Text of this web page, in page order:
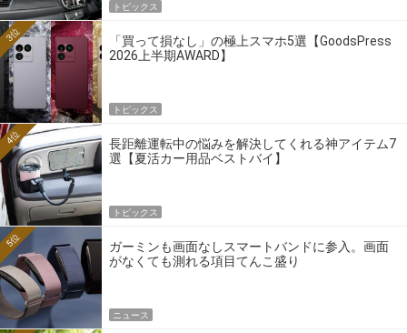
トピックス
「買って損なし」の極上スマホ5選【GoodsPress
2026上半期AWARD】
3位
トピックス
長距離運転中の悩みを解決してくれる神アイテム7
選【夏活カー用品ベストバイ】
4位
トピックス
ガーミンも画面なしスマートバンドに参入。画面
がなくても測れる項目てんこ盛り
5位
ニュース